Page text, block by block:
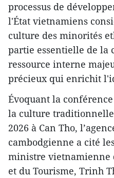
processus de
l'État vietnamiens
culture des minorités
partie essentielle de la
ressource interne
précieux qui enrichit
Évoquant la
la culture
2026 à Can Tho,
cambodgienne a cité
ministre vietnamienne
et du Tourisme, Trinh